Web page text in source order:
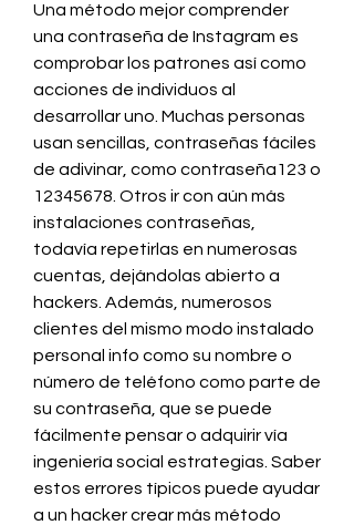
Una método mejor comprender
una contraseña de Instagram es
comprobar los patrones así como
acciones de individuos al
desarrollar uno. Muchas personas
usan sencillas, contraseñas fáciles
de adivinar, como contraseña123 o
12345678. Otros ir con aún más
instalaciones contraseñas,
todavía repetirlas en numerosas
cuentas, dejándolas abierto a
hackers. Además, numerosos
clientes del mismo modo instalado
personal info como su nombre o
número de teléfono como parte de
su contraseña, que se puede
fácilmente pensar o adquirir vía
ingeniería social estrategias. Saber
estos errores típicos puede ayudar
a un hacker crear más método